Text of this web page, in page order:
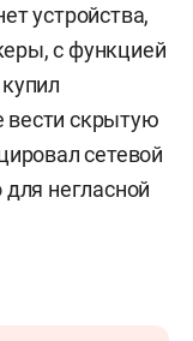
устройства,
с функцией
скрытую
сетевой
негласной